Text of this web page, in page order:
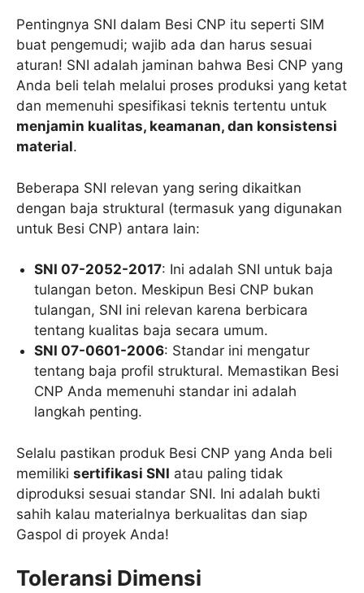
Pentingnya SNI dalam Besi CNP itu seperti SIM
buat pengemudi; wajib ada dan harus sesuai
aturan! SNI adalah jaminan bahwa Besi CNP yang
Anda beli telah melalui proses produksi yang ketat
dan memenuhi spesifikasi teknis tertentu untuk
menjamin kualitas, keamanan, dan konsistensi
material.
Beberapa SNI relevan yang sering dikaitkan
dengan baja struktural (termasuk yang digunakan
untuk Besi CNP) antara lain:
SNI 07-2052-2017: Ini adalah SNI untuk baja
tulangan beton. Meskipun Besi CNP bukan
tulangan, SNI ini relevan karena berbicara
tentang kualitas baja secara umum.
SNI 07-0601-2006: Standar ini mengatur
tentang baja profil struktural. Memastikan Besi
CNP Anda memenuhi standar ini adalah
langkah penting.
Selalu pastikan produk Besi CNP yang Anda beli
memiliki sertifikasi SNI atau paling tidak
diproduksi sesuai standar SNI. Ini adalah bukti
sahih kalau materialnya berkualitas dan siap
Gaspol di proyek Anda!
Toleransi Dimensi